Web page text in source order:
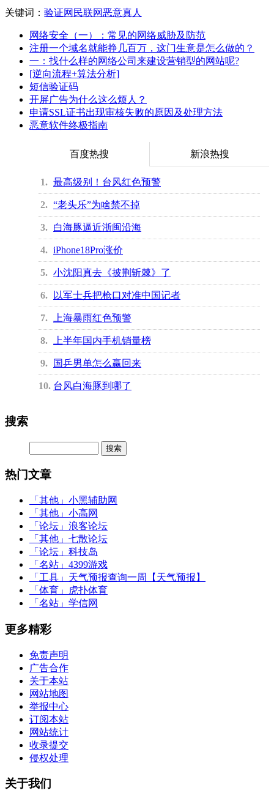
关键词： 验证网民联网恶意真人
网络安全（一）：常见的网络威胁及防范
注册一个域名就能挣几百万，这门生意是怎么做的？
一：找什么样的网络公司来建设营销型的网站呢?
[逆向流程+算法分析]
短信验证码
开屏广告为什么这么烦人？
申请SSL证书出现审核失败的原因及处理方法
恶意软件终极指南
百度热搜 新浪热搜
1 最高级别！台风红色预警
2 “老头乐”为啥禁不掉
3 白海豚逼近浙闽沿海
4 iPhone18Pro涨价
5 小沈阳真去《披荆斩棘》了
6 以军士兵把枪口对准中国记者
7 上海暴雨红色预警
8 上半年国内手机销量榜
9 国乒男单怎么赢回来
10 台风白海豚到哪了
搜索
热门文章
「其他」 小黑辅助网
「其他」 小高网
「论坛」 浪客论坛
「其他」 七散论坛
「论坛」 科技岛
「名站」 4399游戏
「工具」 天气预报查询一周【天气预报】
「体育」
虎扑体育
「名站」 学信网
更多精彩
免责声明
广告合作
关于本站
网站地图
举报中心
订阅本站
网站统计
收录提交
侵权处理
关于我们